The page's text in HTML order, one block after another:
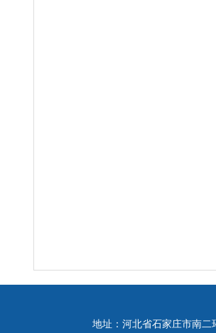
地址：河北省石家庄市南二